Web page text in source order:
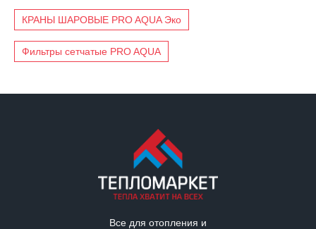
КРАНЫ ШАРОВЫЕ PRO AQUA Эко
Фильтры сетчатые PRO AQUA
Все для отопления и